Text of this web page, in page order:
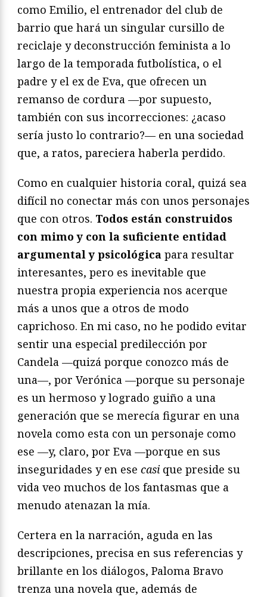
como Emilio, el entrenador del club de
barrio que hará un singular cursillo de
reciclaje y deconstrucción feminista a lo
largo de la temporada futbolística, o el
padre y el ex de Eva, que ofrecen un
remanso de cordura —por supuesto,
también con sus incorrecciones: ¿acaso
sería justo lo contrario?— en una sociedad
que, a ratos, pareciera haberla perdido.
Como en cualquier historia coral, quizá sea
difícil no conectar más con unos personajes
que con otros. Todos están construidos
con mimo y con la suficiente entidad
argumental y psicológica para resultar
interesantes, pero es inevitable que
nuestra propia experiencia nos acerque
más a unos que a otros de modo
caprichoso. En mi caso, no he podido evitar
sentir una especial predilección por
Candela —quizá porque conozco más de
una—, por Verónica —porque su personaje
es un hermoso y logrado guiño a una
generación que se merecía figurar en una
novela como esta con un personaje como
ese —y, claro, por Eva —porque en sus
inseguridades y en ese casi que preside su
vida veo muchos de los fantasmas que a
menudo atenazan la mía.
Certera en la narración, aguda en las
descripciones, precisa en sus referencias y
brillante en los diálogos, Paloma Bravo
trenza una novela que, además de